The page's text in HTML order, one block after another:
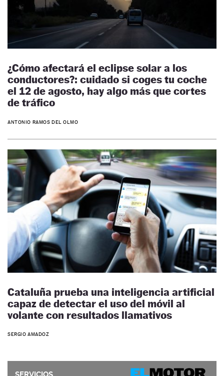
¿Cómo afectará el eclipse solar a los
conductores?: cuidado si coges tu coche
el 12 de agosto, hay algo más que cortes
de tráfico
ANTONIO RAMOS DEL OLMO
Cataluña prueba una inteligencia artificial
capaz de detectar el uso del móvil al
volante con resultados llamativos
SERGIO AMADOZ